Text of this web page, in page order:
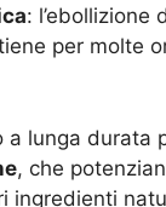
: l’ebollizione
per molte
lunga durata
, che
ingredienti